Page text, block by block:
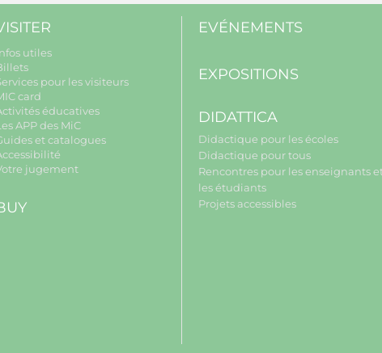
utiles
pour les visiteurs
card
éducatives
APP des MiC
et catalogues
jugement
EVÉNEMENTS
EXPOSITIONS
DIDATTICA
Didactique pour les écoles
Didactique pour tous
Rencontres pour les enseignants
les étudiants
Projets accessibles